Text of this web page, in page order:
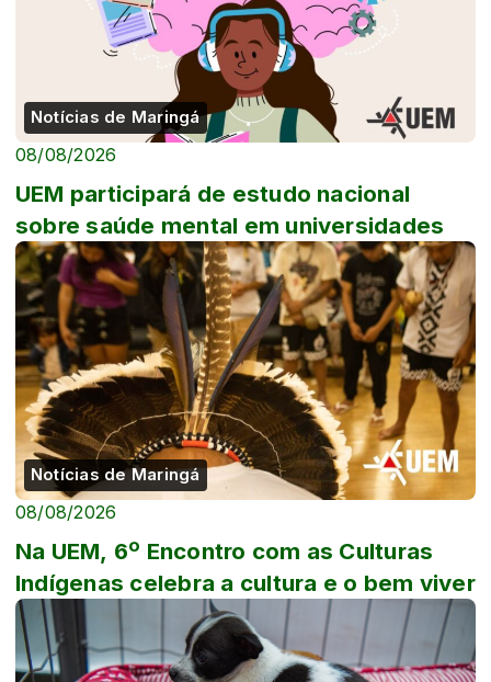
Notícias de Maringá
08/08/2026
UEM participará de estudo nacional
sobre saúde mental em universidades
Notícias de Maringá
08/08/2026
Na UEM, 6º Encontro com as Culturas
Indígenas celebra a cultura e o bem viver